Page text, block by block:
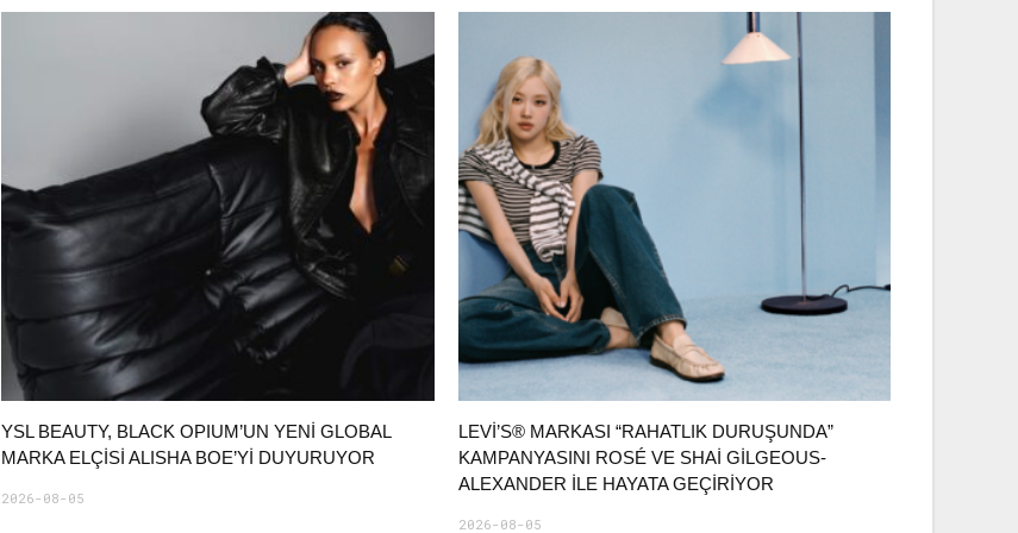
YSL BEAUTY, BLACK OPIUM’UN YENİ GLOBAL
MARKA ELÇİSİ ALISHA BOE’Yİ DUYURUYOR
2026-08-05
LEVI’S® MARKASI “RAHATLIK DURUŞUNDA”
KAMPANYASINI ROSÉ VE SHAI GILGEOUS-
ALEXANDER ILE HAYATA GEÇIRIYOR
2026-08-05